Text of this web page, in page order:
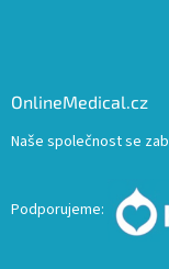
OnlineMedical.cz
Naše společnost se
Podporujeme: